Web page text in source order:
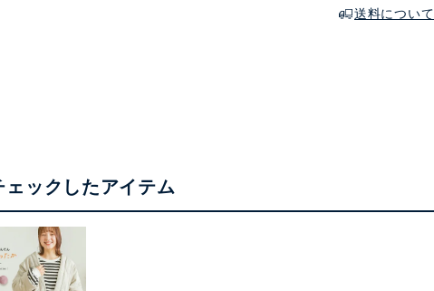
送料について
ェックしたアイテム